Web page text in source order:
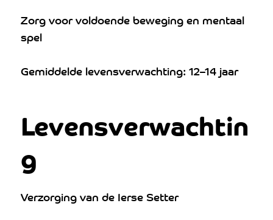
Zorg voor voldoende beweging en mentaal
spel
Gemiddelde levensverwachting: 12–14 jaar
Levensverwachtin
g
Verzorging van de Ierse Setter